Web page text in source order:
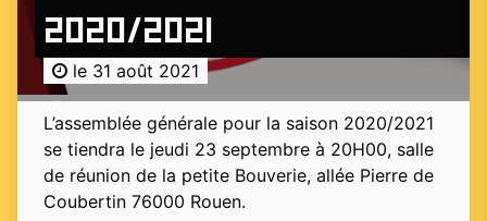
2020/2021
le 31 août 2021
L’assemblée générale pour la saison 2020/2021
se tiendra le jeudi 23 septembre à 20H00, salle
de réunion de la petite Bouverie, allée Pierre de
Coubertin 76000 Rouen.